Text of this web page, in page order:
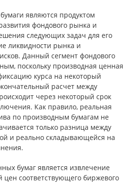
являются продуктом
фондового рынка и
следующих задач для его
ликвидности рынка и
Данный сегмент фондового
поскольку производная ценная
курса на некоторый
расчет между
через некоторый срок
Как правило, реальная
по производным бумагам не
только разница между
и реально складывающейся на
бумаг является извлечение
соответствующего биржевого